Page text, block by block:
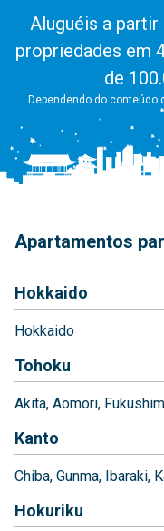
Aluguéis a partir
propriedades em
de
Dependendo do conteúdo
Apartamentos
Hokkaido
Hokkaido
Tohoku
Akita Aomori
Kanto
Chiba Gunma Ibaraki
Hokuriku